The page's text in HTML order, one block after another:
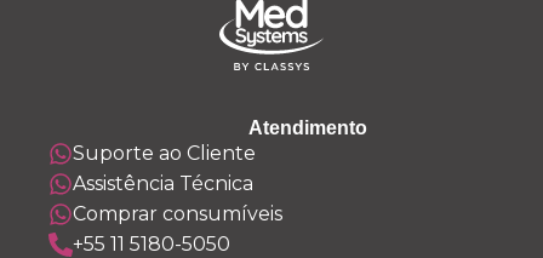
Atendimento
Suporte ao Cliente
Assistência Técnica
Comprar consumíveis
+55 11 5180-5050